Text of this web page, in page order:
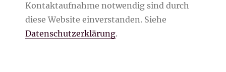
Kontaktaufnahme notwendig sind durch
diese Website einverstanden. Siehe
Datenschutzerklärung.